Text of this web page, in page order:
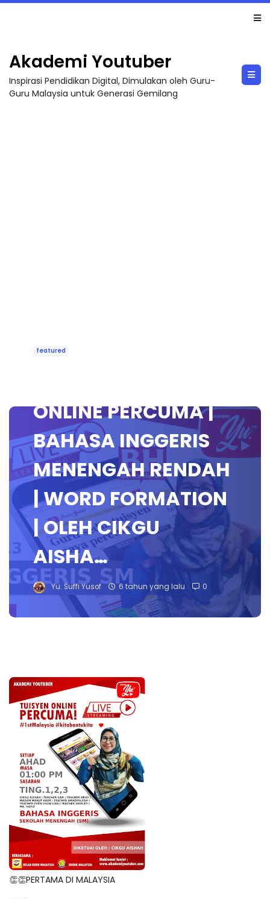
Akademi Youtuber
Inspirasi Pendidikan Digital, Dimulakan oleh Guru-
Guru Malaysia untuk Generasi Gemilang
featured
ONLINE PERCUMA |
BAHASA INGGERIS
MENENGAH RENDAH
| WORD FORMATION
| OLEH CIKGU
AISHA…
Yu. Suffi Yusof 6 tahun yang lalu 0
👏👏PERTAMA DI MALAYSIA